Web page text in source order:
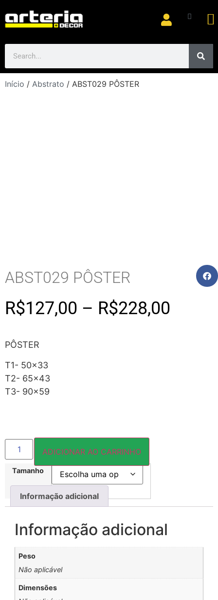
Início / Abstrato / ABST029 PÔSTER
ABST029 PÔSTER
R$127,00 – R$228,00
PÔSTER
T1- 50×33
T2- 65×43
T3- 90×59
Tamanho
ADICIONAR AO CARRINHO
Informação adicional
Informação adicional
Peso
Não aplicável
Dimensões